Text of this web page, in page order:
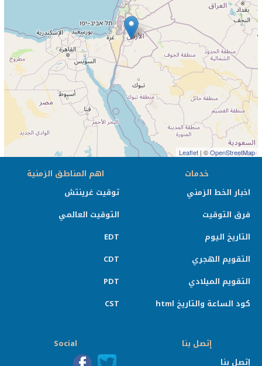
Leaflet | ©OpenStreetMap
خدمات
اخبار الخط الزمني
فرق التوقيت
التاريخ اليوم
التقويم الهجري
التقويم الميلادي
كود الساعة والتاريخ html
اهم المناطق الزمنية
توقيت غرينتش
التوقيت العالمي
EDT
CDT
PDT
CST
إتصل بنا
إتصل بنا
Social